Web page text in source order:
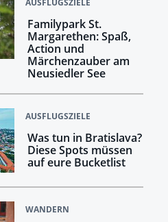
Familypark St.
Margarethen: Spaß,
Action und
Märchenzauber am
Neusiedler See
AUSFLUGSZIELE
Was tun in Bratislava?
Diese Spots müssen
auf eure Bucketlist
WANDERN